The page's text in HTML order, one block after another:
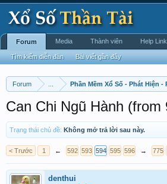
Forum Phần Mềm Xổ Số - Phát Hiện -
Can Chi Ngũ Hành (from
Trạng thái chủ đề: Không mở trả lời sau này.
< Trước 1 ← 592 593 594 595 596 → 775
denthui
Forum
Tìm kiếm diễn đàn Bài viết gần đây
Media Thành viên Help